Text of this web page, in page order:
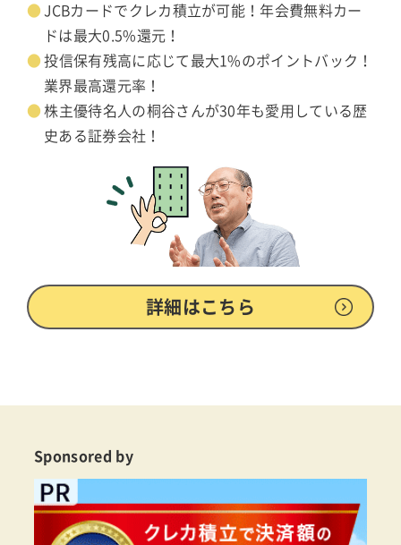
JCBカードでクレカ積立が可能！年会費無料カー
ドは最大0.5%還元！
投信保有残高に応じて最大1%のポイントバック！
業界最高還元率！
株主優待名人の桐谷さんが30年も愛用している歴
史ある証券会社！
詳細はこちら
Sponsored by